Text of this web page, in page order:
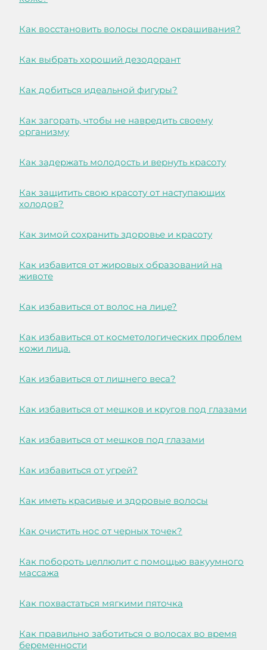
Как восстановить волосы после окрашивания?
Как выбрать хороший дезодорант
Как добиться идеальной фигуры?
Как загорать, чтобы не навредить своему
организму
Как задержать молодость и вернуть красоту
Как защитить свою красоту от наступающих
холодов?
Как зимой сохранить здоровье и красоту
Как избавится от жировых образований на
животе
Как избавиться от волос на лице?
Как избавиться от косметологических проблем
кожи лица.
Как избавиться от лишнего веса?
Как избавиться от мешков и кругов под глазами
Как избавиться от мешков под глазами
Как избавиться от угрей?
Как иметь красивые и здоровые волосы
Как очистить нос от черных точек?
Как побороть целлюлит с помощью вакуумного
массажа
Как похвастаться мягкими пяточка
Как правильно заботиться о волосах во время
беременности